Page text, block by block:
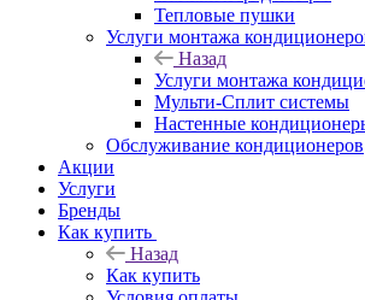
Тепловые пушки
Услуги монтажа
Назад
Услуги монтажа
Мульти-Сплит системы
Настенные
Обслуживание кондиционеров
Акции
Услуги
Бренды
Как купить
Назад
Как купить